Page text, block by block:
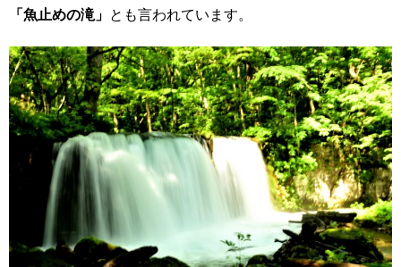
「魚止めの滝」 とも言われています。